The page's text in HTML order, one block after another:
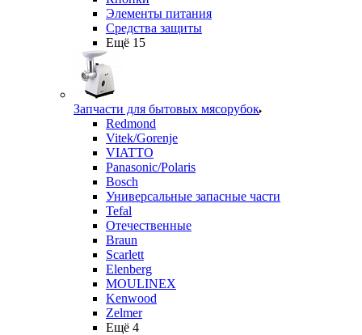
Элементы питания
Средства защиты
Ещё 15
Запчасти для бытовых мясорубок
Redmond
Vitek/Gorenje
VIATTO
Panasonic/Polaris
Bosch
Универсальные запасные части
Tefal
Отечественные
Braun
Scarlett
Elenberg
MOULINEX
Kenwood
Zelmer
Ещё 4